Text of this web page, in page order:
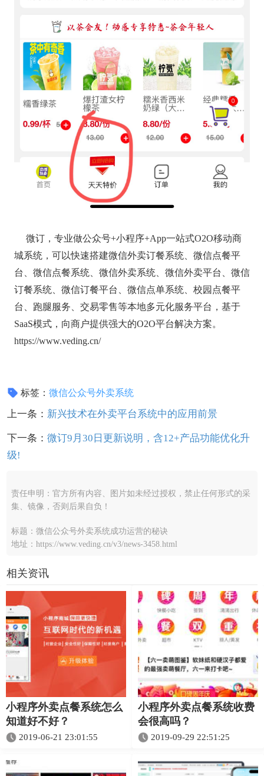
微订，专业做公众号+小程序+App一站式O2O移动商
城系统，可以快速搭建微信外卖订餐系统、微信点餐平
台、微信点餐系统、微信外卖系统、微信外卖平台、微信
订餐系统、微信订餐平台、微信点单系统、校园点餐平
台、跑腿服务、交易零售等本地多元化服务平台，基于
SaaS模式，向商户提供强大的O2O平台解决方案。
https://www.veding.cn/
标签：微信公众号外卖系统
上一条： 新兴技术在外卖平台系统中的应用前景
下一条： 微订9月30日更新说明，含12+产品功能优化升
级!
责任申明：官方所有内容、图片如未经过授权，禁止任何形式的采
集、镜像，否则后果自负！
标题：微信公众号外卖系统成功运营的秘诀
地址：https://www.veding.cn/v3/news-3458.html
相关资讯
小程序外卖点餐系统怎么
知道好不好？
2019-06-21 23:01:55
小程序外卖点餐系统收费
会很高吗？
2019-09-29 22:51:25